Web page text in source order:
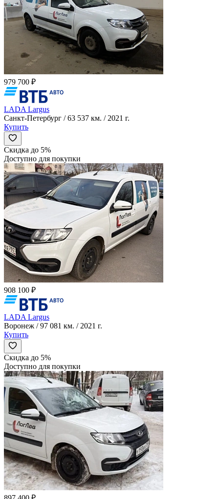
979 700 ₽
LADA Largus
Санкт-Петербург / 63 537 км. / 2021 г.
Купить
Скидка до 5%
Доступно для покупки
908 100 ₽
LADA Largus
Воронеж / 97 081 км. / 2021 г.
Купить
Скидка до 5%
Доступно для покупки